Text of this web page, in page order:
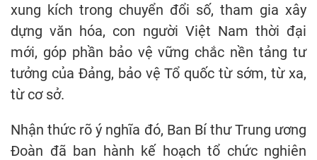
xung kích trong chuyển đổi số, tham gia xây
dựng văn hóa, con người Việt Nam thời đại
mới, góp phần bảo vệ vững chắc nền tảng tư
tưởng của Đảng, bảo vệ Tổ quốc từ sớm, từ xa,
từ cơ sở.
Nhận thức rõ ý nghĩa đó, Ban Bí thư Trung ương
Đoàn đã ban hành kế hoạch tổ chức nghiên